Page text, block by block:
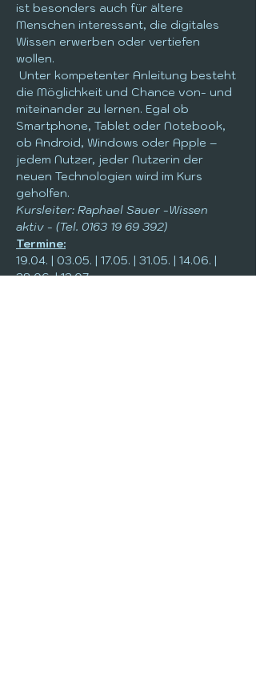
ist besonders auch für ältere
Menschen interessant, die digitales
Wissen erwerben oder vertiefen
wollen.
Unter kompetenter Anleitung besteht
die Möglichkeit und Chance von- und
miteinander zu lernen. Egal ob
Smartphone, Tablet oder Notebook,
ob Android, Windows oder Apple –
jedem Nutzer, jeder Nutzerin der
neuen Technologien wird im Kurs
geholfen.
Kursleiter: Raphael Sauer -Wissen
aktiv - (Tel. 0163 19 69 392)
Termine:
19.04. | 03.05. | 17.05. | 31.05. | 14.06. |
28.06. | 12.07.